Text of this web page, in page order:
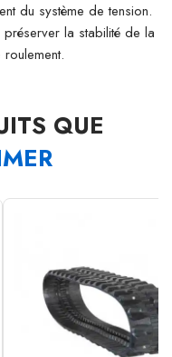
du système de tension.
la stabilité de la
QUE